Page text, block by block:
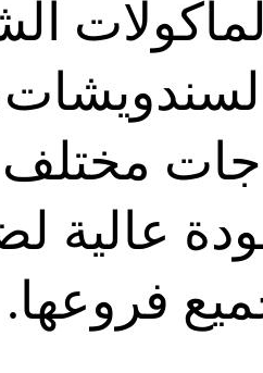
عالية
فروعها.